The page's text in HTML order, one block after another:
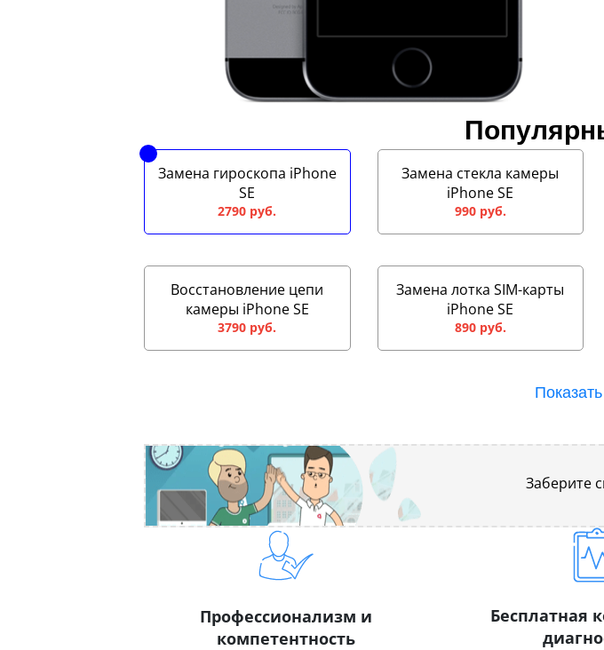
Замена гироскопа iPhone
SE
2790 руб.
Замена стекла камеры
iPhone SE
990 руб.
Восстановление цепи
камеры iPhone SE
3790 руб.
Замена лотка SIM-карты
iPhone SE
890 руб.
Заберите
Профессионализм и
компетентность
Бесплатная